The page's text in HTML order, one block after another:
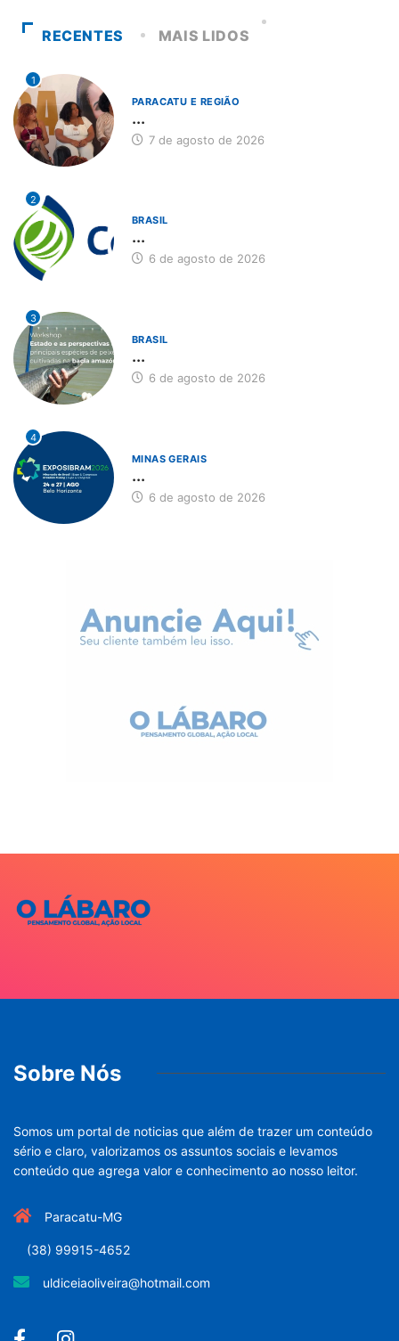
RECENTES MAIS LIDOS
1
PARACATU E REGIÃO
...
7 de agosto de 2026
2
BRASIL
...
6 de agosto de 2026
3
BRASIL
...
6 de agosto de 2026
4
MINAS GERAIS
...
6 de agosto de 2026
Sobre Nós
Somos um portal de noticias que além de trazer um conteúdo
sério e claro, valorizamos os assuntos sociais e levamos
conteúdo que agrega valor e conhecimento ao nosso leitor.
Paracatu-MG
(38) 99915-4652
uldiceiaoliveira@hotmail.com